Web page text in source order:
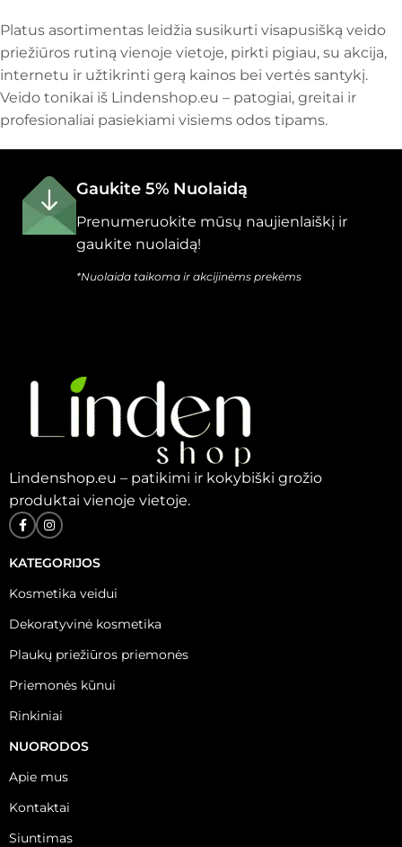
Platus asortimentas leidžia susikurti visapusišką veido
priežiūros rutiną vienoje vietoje, pirkti pigiau, su akcija,
internetu ir užtikrinti gerą kainos bei vertės santykį.
Veido tonikai iš Lindenshop.eu – patogiai, greitai ir
profesionaliai pasiekiami visiems odos tipams.
Gaukite 5% Nuolaidą
Prenumeruokite mūsų naujienlaiškį ir
gaukite nuolaidą!
*Nuolaida taikoma ir akcijinėms prekėms
Lindenshop.eu – patikimi ir kokybiški grožio
produktai vienoje vietoje.
KATEGORIJOS
Kosmetika veidui
Dekoratyvinė kosmetika
Plaukų priežiūros priemonės
Priemonės kūnui
Rinkiniai
NUORODOS
Apie mus
Kontaktai
Siuntimas